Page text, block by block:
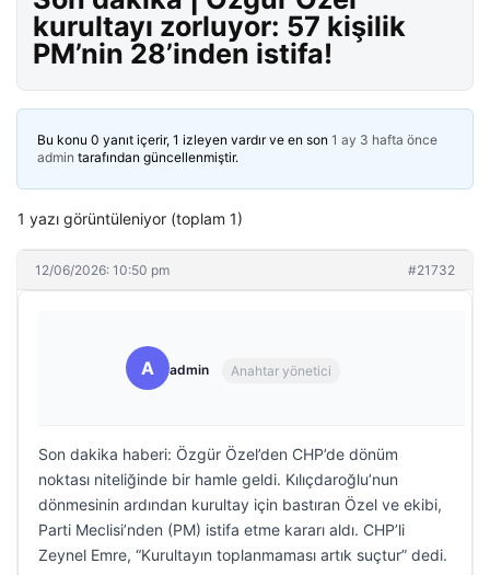
kurultayı zorluyor: 57 kişilik
PM’nin 28’inden istifa!
Bu konu 0 yanıt içerir, 1 izleyen vardır ve en son 1 ay 3 hafta önce
admin tarafından güncellenmiştir.
1 yazı görüntüleniyor (toplam 1)
12/06/2026: 10:50 pm #21732
A admin Anahtar yönetici
Son dakika haberi: Özgür Özel’den CHP’de dönüm
noktası niteliğinde bir hamle geldi. Kılıçdaroğlu’nun
dönmesinin ardından kurultay için bastıran Özel ve ekibi,
Parti Meclisi’nden (PM) istifa etme kararı aldı. CHP’li
Zeynel Emre, “Kurultayın toplanmaması artık suçtur” dedi.